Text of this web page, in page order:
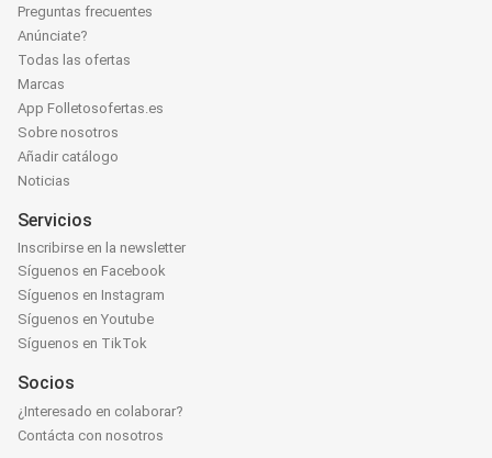
Preguntas frecuentes
Anúnciate?
Todas las ofertas
Marcas
App Folletosofertas.es
Sobre nosotros
Añadir catálogo
Noticias
Servicios
Inscribirse en la newsletter
Síguenos en Facebook
Síguenos en Instagram
Síguenos en Youtube
Síguenos en TikTok
Socios
¿Interesado en colaborar?
Contácta con nosotros